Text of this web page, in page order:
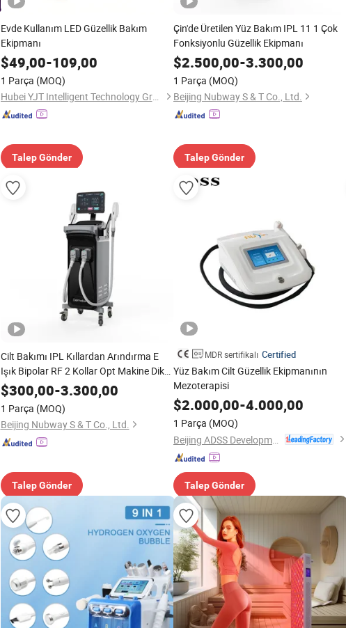
Evde Kullanım LED Güzellik Bakım
Ekipmanı
$49,00-109,00
1 Parça (MOQ)
Hubei YJT Intelligent Technology Group Co., Ltd.
Talep Gönder
Çin'de Üretilen Yüz Bakım IPL 11 1 Çok
Fonksiyonlu Güzellik Ekipmanı
$2.500,00-3.300,00
1 Parça (MOQ)
Beijing Nubway S & T Co., Ltd.
Talep Gönder
Cilt Bakımı IPL Kıllardan Arındırma E
Işık Bipolar RF 2 Kollar Opt Makine Dikey
Güzellik Ekipmanı IPL Almanya Cilt
Çözümü
$300,00-3.300,00
1 Parça (MOQ)
Beijing Nubway S & T Co., Ltd.
Talep Gönder
MDR sertifikalı Certified
Yüz Bakım Cilt Güzellik Ekipmanının
Mezoterapisi
$2.000,00-4.000,00
1 Parça (MOQ)
Talep Gönder